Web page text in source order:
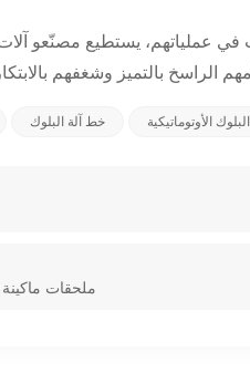
في عملياتهم، يستطيع مصنّعو
خط آلة البلوك الأوتوماتيكية
ملحقات ماكينة تصنيع البلوك: 8 إضافات